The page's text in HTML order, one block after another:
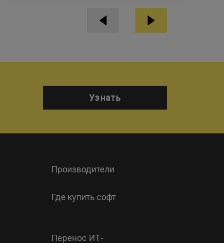
Узнать
Производители
Где купить софт
Перенос ИТ-